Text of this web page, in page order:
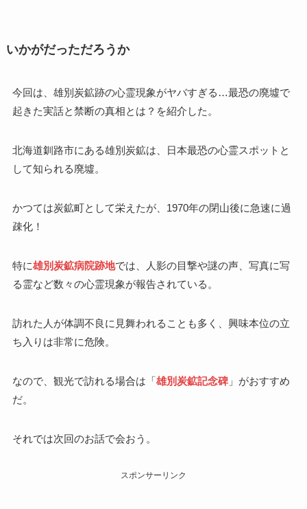
いかがだっただろうか
今回は、雄別炭鉱跡の心霊現象がヤバすぎる…最恐の廃墟で
起きた実話と禁断の真相とは？を紹介した。
北海道釧路市にある雄別炭鉱は、日本最恐の心霊スポットと
して知られる廃墟。
かつては炭鉱町として栄えたが、1970年の閉山後に急速に過
疎化！
特に雄別炭鉱病院跡地では、人影の目撃や謎の声、写真に写
る霊など数々の心霊現象が報告されている。
訪れた人が体調不良に見舞われることも多く、興味本位の立
ち入りは非常に危険。
なので、観光で訪れる場合は「雄別炭鉱記念碑」がおすすめ
だ。
それでは次回のお話で会おう。
スポンサーリンク